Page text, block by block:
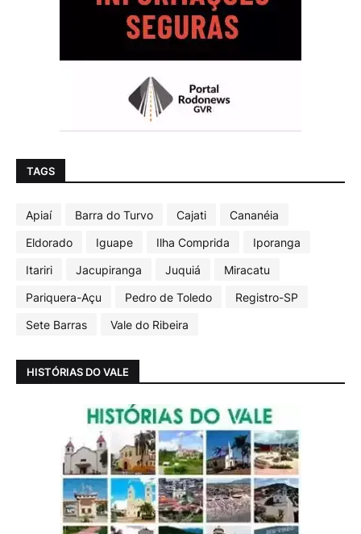
TAGS
Apiaí Barra do Turvo Cajati
Cananéia
Eldorado
Iguape Ilha Comprida
Iporanga
Itariri
Jacupiranga Juquiá
Miracatu
Pariquera-Açu
Pedro de Toledo
Registro-SP
Sete Barras
Vale do Ribeira
HISTÓRIAS DO VALE